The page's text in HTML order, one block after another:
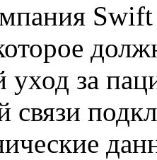
уход за
связи